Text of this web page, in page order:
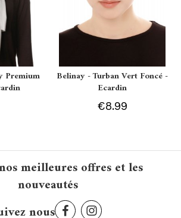
Premium
Belinay - Turban Vert Foncé -
Ecardin
€8.99
meilleures offres et les
nouveautés
nous